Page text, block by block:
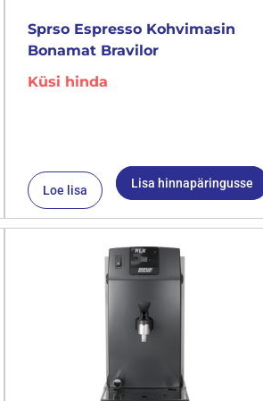
Sprso Espresso Kohvimasin
Bonamat Bravilor
Küsi hinda
Loe lisa Lisa hinnapäringusse